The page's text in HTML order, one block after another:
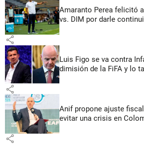
Amaranto Perea felicitó
vs. DIM por darle
share
Luis Figo se va contra
dimisión de la FiFA y lo
share
Anif propone ajuste
evitar una crisis en
share